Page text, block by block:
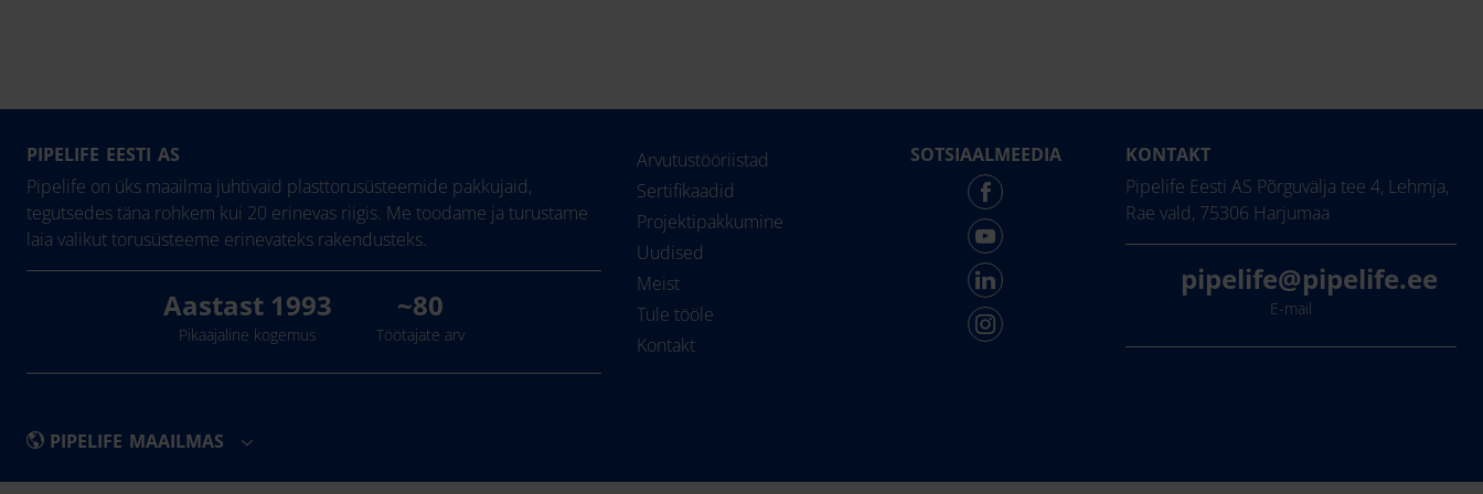
PIPELIFE EESTI AS
Pipelife on üks maailma juhtivaid plasttorusüsteemide pakkujaid,
tegutsedes täna rohkem kui 20 erinevas riigis. Me toodame ja turustame
laia valikut torusüsteeme erinevateks rakendusteks.
Aastast 1993
Pikaajaline kogemus
~80
Töötajate arv
Arvutustööriistad
Sertifikaadid
Projektipakkumine
Uudised
Meist
Tule tööle
Kontakt
SOTSIAALMEEDIA
KONTAKT
Pipelife Eesti AS Põrguvälja tee 4, Lehmja,
Rae vald, 75306 Harjumaa
pipelife@pipelife.ee
E-mail
PIPELIFE MAAILMAS